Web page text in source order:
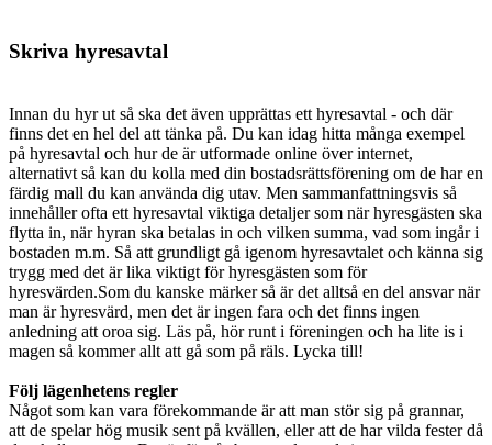
Skriva hyresavtal
Innan du hyr ut så ska det även upprättas ett hyresavtal - och där
finns det en hel del att tänka på. Du kan idag hitta många exempel
på hyresavtal och hur de är utformade online över internet,
alternativt så kan du kolla med din bostadsrättsförening om de har en
färdig mall du kan använda dig utav. Men sammanfattningsvis så
innehåller ofta ett hyresavtal viktiga detaljer som när hyresgästen ska
flytta in, när hyran ska betalas in och vilken summa, vad som ingår i
bostaden m.m. Så att grundligt gå igenom hyresavtalet och känna sig
trygg med det är lika viktigt för hyresgästen som för
hyresvärden.Som du kanske märker så är det alltså en del ansvar när
man är hyresvärd, men det är ingen fara och det finns ingen
anledning att oroa sig. Läs på, hör runt i föreningen och ha lite is i
magen så kommer allt att gå som på räls. Lycka till!
Följ lägenhetens regler
Något som kan vara förekommande är att man stör sig på grannar,
att de spelar hög musik sent på kvällen, eller att de har vilda fester då